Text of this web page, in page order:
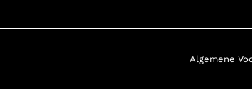
Algemene